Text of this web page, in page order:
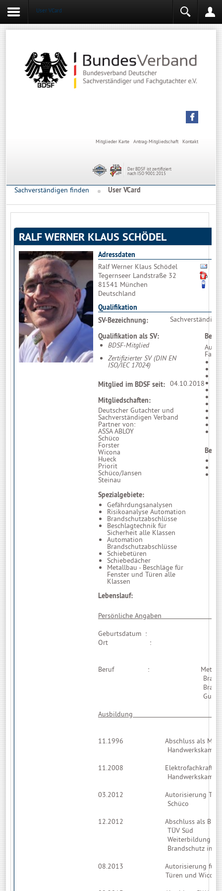
User VCard
Angemeldet bleiben
Kontakt
Antrag-Mitgliedschaft
Mitglieder Karte
Der BDSF ist zertifiziert
nach ISO 9001:2015
Sachverständigen finden User VCard
RALF WERNER KLAUS SCHÖDEL
Adressdaten
Ralf Werner Klaus Schödel
Tegernseer Landstraße 32
81541 München
Deutschland
Qualifikation
SV-Bezeichnung:
Qualifikation als SV:
BDSF-Mitglied
Zertifizierter SV (DIN EN
ISO/IEC 17024)
Mitglied im BDSF seit: 04.10.2018
Mitgliedschaften:
Deutscher Gutachter und
Sachverständigen Verband
Partner von:
ASSA ABLOY
Schüco
Forster
Wicona
Hueck
Priorit
Schüco/Jansen
Steinau
Spezialgebiete:
Gefährdungsanalysen
Risikoanalyse Automation
Brandschutzabschlüsse
Beschlagtechnik für
Sicherheit alle Klassen
Automation
Brandschutzabschlüsse
Schiebetüren
Schiebedächer
Metallbau - Beschläge für
Fenster und Türen alle
Klassen
Lebenslauf:
Persönliche
Geburtsdatum :
Ort :
Beruf :
11.1996 Abschluss als
Handwerkskammer
11.2008 Elektrofachkraft
Handwerkskammer
03.2012 Autorisierung Tip
Schüco
12.2012 Abschluss als
TÜV Süd
Weiterbildung TÜV
Brandschutz im
08.2013 Autorisierung für
Türen und Wicona